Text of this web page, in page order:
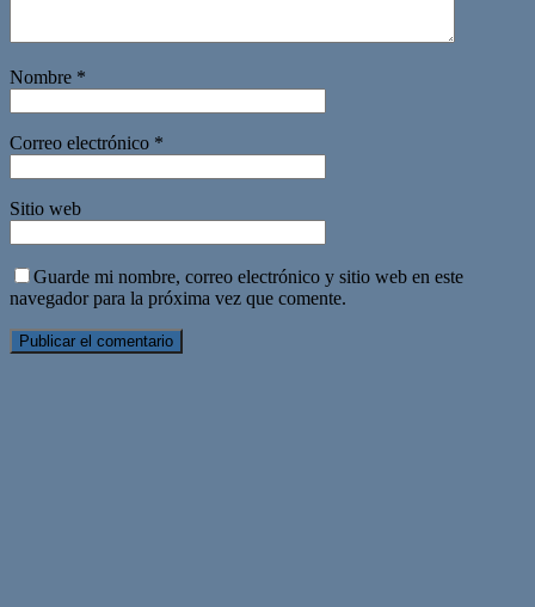
Nombre *
Correo electrónico *
Sitio web
Guarde mi nombre, correo electrónico y sitio web en este
navegador para la próxima vez que comente.